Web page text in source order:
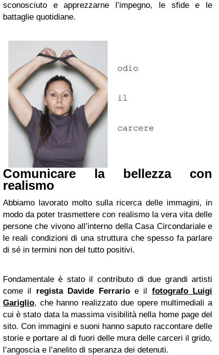
sconosciuto e apprezzarne l’impegno, le sfide e le
battaglie quotidiane.
Comunicare la bellezza con
realismo
Abbiamo lavorato molto sulla ricerca delle immagini, in
modo da poter trasmettere con realismo la vera vita delle
persone che vivono all’interno della Casa Circondariale e
le reali condizioni di una struttura che spesso fa parlare
di sé in termini non del tutto positivi.
Fondamentale è stato il contributo di due grandi artisti
come il regista Davide Ferrarioe il fotografo Luigi
Gariglio, che hanno realizzato due opere multimediali a
cui è stato data la massima visibilità nella home page del
sito. Con immagini e suoni hanno saputo raccontare delle
storie e portare al di fuori delle mura delle carceri il grido,
l’angoscia e l’anelito di speranza dei detenuti.